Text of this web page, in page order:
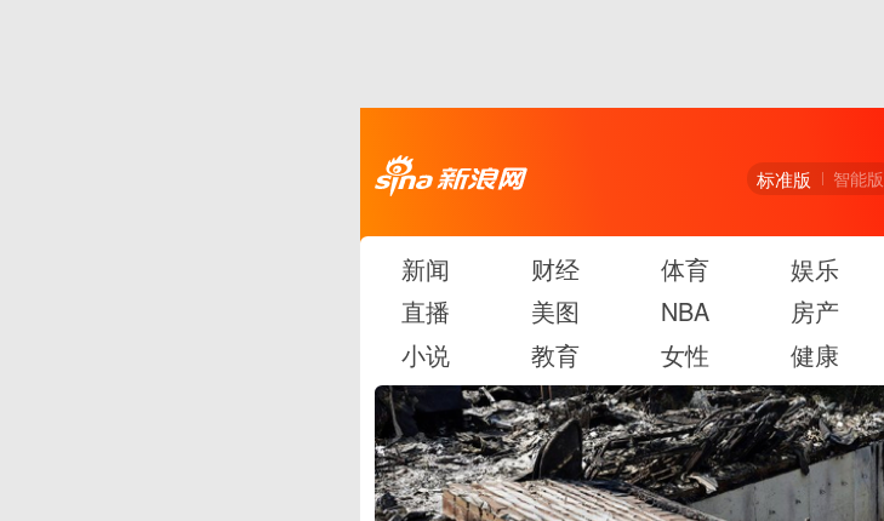
标准版 智能版
新闻 财经 体育 娱乐
直播
美图 NBA 房产
小说
教育 女性 健康